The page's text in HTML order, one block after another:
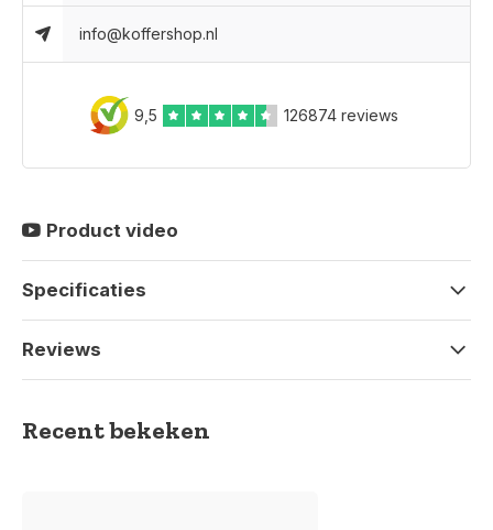
info@koffershop.nl
9,5 126874 reviews
Product video
Specificaties
Reviews
Recent bekeken